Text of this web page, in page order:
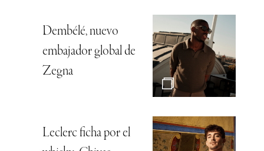
Dembélé, nuevo
embajador global de
Zegna
Leclerc ficha por el